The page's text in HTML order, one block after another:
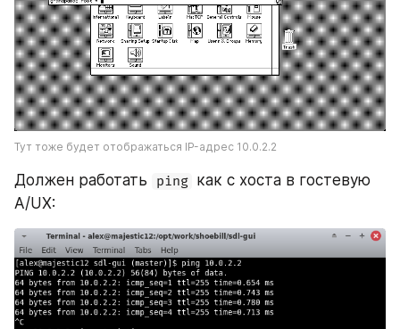
Тут тоже будет отображаться IP-адрес 10.0.2.2
Должен работать ping как с хоста в гостевую
A/UX: